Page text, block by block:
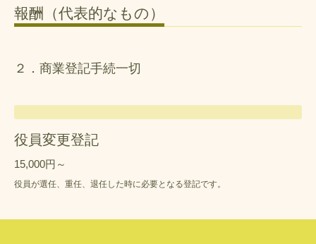
報酬（代表的なもの）
２．商業登記手続一切
役員変更登記
15,000円～
役員が選任、重任、退任した時に必要となる登記です。